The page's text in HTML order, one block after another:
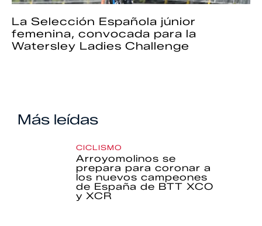
La Selección Española júnior
femenina, convocada para la
Watersley Ladies Challenge
Más leídas
CICLISMO
Arroyomolinos se
prepara para coronar a
los nuevos campeones
de España de BTT XCO
y XCR